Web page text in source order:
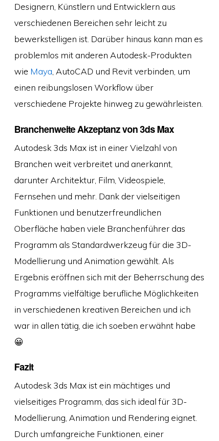
Designern, Künstlern und Entwicklern aus
verschiedenen Bereichen sehr leicht zu
bewerkstelligen ist. Darüber hinaus kann man es
problemlos mit anderen Autodesk-Produkten
wie Maya , AutoCAD und Revit verbinden, um
einen reibungslosen Workflow über
verschiedene Projekte hinweg zu gewährleisten.
Branchenweite Akzeptanz von 3ds Max
Autodesk 3ds Max ist in einer Vielzahl von
Branchen weit verbreitet und anerkannt,
darunter Architektur, Film, Videospiele,
Fernsehen und mehr. Dank der vielseitigen
Funktionen und benutzerfreundlichen
Oberfläche haben viele Branchenführer das
Programm als Standardwerkzeug für die 3D-
Modellierung und Animation gewählt. Als
Ergebnis eröffnen sich mit der Beherrschung des
Programms vielfältige berufliche Möglichkeiten
in verschiedenen kreativen Bereichen und ich
war in allen tätig, die ich soeben erwähnt habe
😀
Fazit
Autodesk 3ds Max ist ein mächtiges und
vielseitiges Programm, das sich ideal für 3D-
Modellierung, Animation und Rendering eignet.
Durch umfangreiche Funktionen, einer